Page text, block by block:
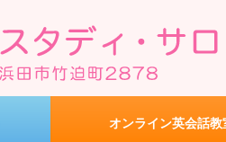
オンライン英会話教